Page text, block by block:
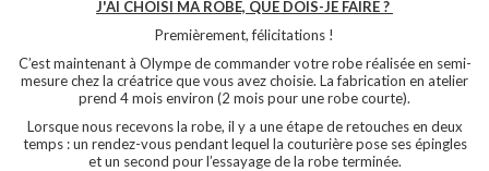
J'AI CHOISI MA ROBE, QUE DOIS-JE FAIRE ?
Premièrement, félicitations !
C’est maintenant à Olympe de commander votre robe réalisée en semi-
mesure chez la créatrice que vous avez choisie. La fabrication en atelier
prend 4 mois environ (2 mois pour une robe courte).
Lorsque nous recevons la robe, il y a une étape de retouches en deux
temps : un rendez-vous pendant lequel la couturière pose ses épingles
et un second pour l’essayage de la robe terminée.